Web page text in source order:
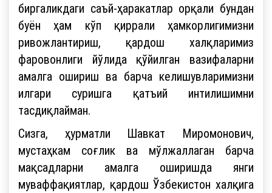
биргаликдаги саъй-ҳаракатлар орқали бундан
буён ҳам кўп қиррали ҳамкорлигимизни
ривожлантириш, қардош халқларимиз
фаровонлиги йўлида қўйилган вазифаларни
амалга ошириш ва барча келишувларимизни
илгари суришга қатъий интилишимни
тасдиқлайман.
Сизга, ҳурматли Шавкат Миромонович,
мустаҳкам соғлик ва мўлжаллаган барча
мақсадларни амалга оширишда янги
муваффақиятлар, қардош Ўзбекистон халқига